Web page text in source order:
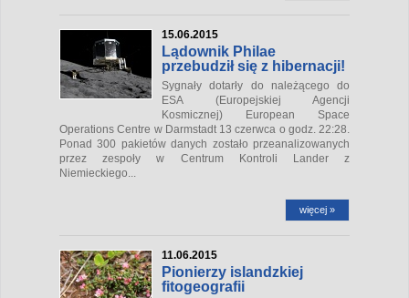
15.06.2015
Lądownik Philae
przebudził się z hibernacji!
Sygnały dotarły do należącego do
ESA (Europejskiej Agencji
Kosmicznej) European Space
Operations Centre w Darmstadt 13 czerwca o godz. 22:28.
Ponad 300 pakietów danych zostało przeanalizowanych
przez zespoły w Centrum Kontroli Lander z
Niemieckiego...
więcej »
11.06.2015
Pionierzy islandzkiej
fitogeografii